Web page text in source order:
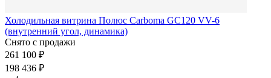
Холодильная витрина Полюс Carboma GC120 VV-6
(внутренний угол, динамика)
Снято с продажи
261 100 ₽
198 436 ₽